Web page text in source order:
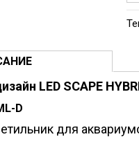
LED SCAPE
D
для